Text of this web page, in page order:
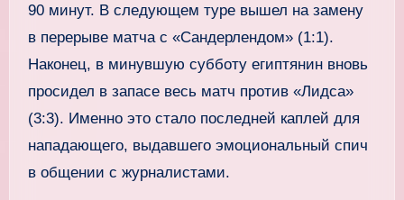
90 минут. В следующем туре вышел на замену
в перерыве матча с «Сандерлендом» (1:1).
Наконец, в минувшую субботу египтянин вновь
просидел в запасе весь матч против «Лидса»
(3:3). Именно это стало последней каплей для
нападающего, выдавшего эмоциональный спич
в общении с журналистами.